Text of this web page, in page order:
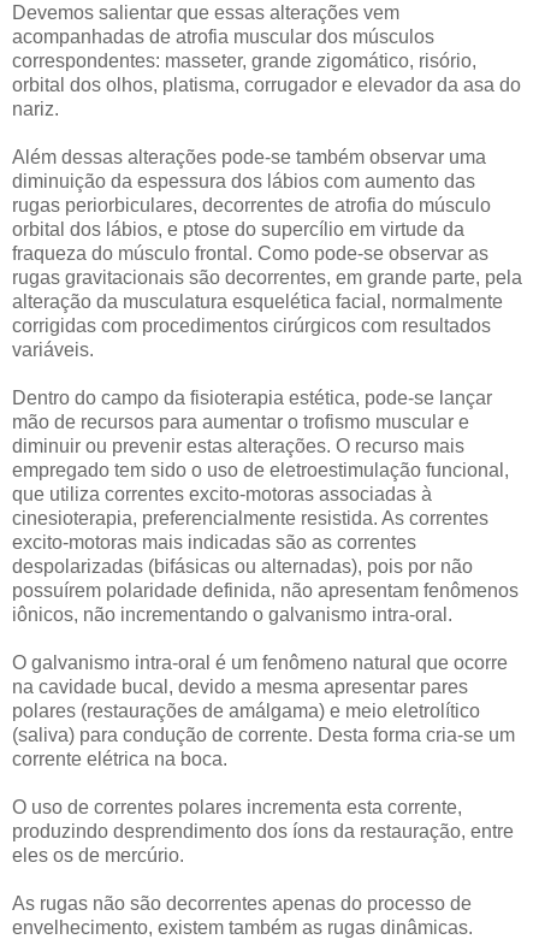
Devemos salientar que essas alterações vem
acompanhadas de atrofia muscular dos músculos
correspondentes: masseter, grande zigomático, risório,
orbital dos olhos, platisma, corrugador e elevador da asa do
nariz.
Além dessas alterações pode-se também observar uma
diminuição da espessura dos lábios com aumento das
rugas periorbiculares, decorrentes de atrofia do músculo
orbital dos lábios, e ptose do supercílio em virtude da
fraqueza do músculo frontal. Como pode-se observar as
rugas gravitacionais são decorrentes, em grande parte, pela
alteração da musculatura esquelética facial, normalmente
corrigidas com procedimentos cirúrgicos com resultados
variáveis.
Dentro do campo da fisioterapia estética, pode-se lançar
mão de recursos para aumentar o trofismo muscular e
diminuir ou prevenir estas alterações. O recurso mais
empregado tem sido o uso de eletroestimulação funcional,
que utiliza correntes excito-motoras associadas à
cinesioterapia, preferencialmente resistida. As correntes
excito-motoras mais indicadas são as correntes
despolarizadas (bifásicas ou alternadas), pois por não
possuírem polaridade definida, não apresentam fenômenos
iônicos, não incrementando o galvanismo intra-oral.
O galvanismo intra-oral é um fenômeno natural que ocorre
na cavidade bucal, devido a mesma apresentar pares
polares (restaurações de amálgama) e meio eletrolítico
(saliva) para condução de corrente. Desta forma cria-se um
corrente elétrica na boca.
O uso de correntes polares incrementa esta corrente,
produzindo desprendimento dos íons da restauração, entre
eles os de mercúrio.
As rugas não são decorrentes apenas do processo de
envelhecimento, existem também as rugas dinâmicas.